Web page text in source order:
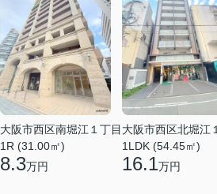
大阪市西区南堀江１丁目
1R (31.00㎡)
8.3万円
大阪市西区北堀江
1LDK (54.45㎡)
16.1万円